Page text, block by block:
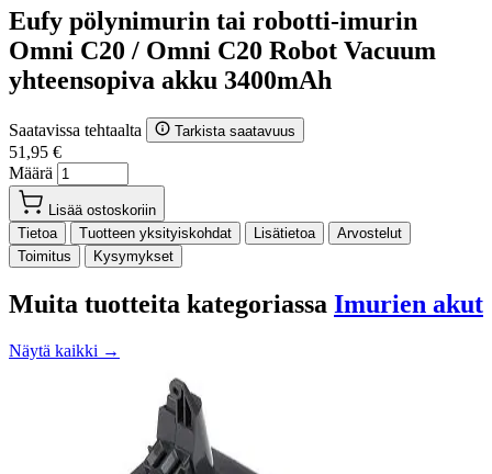
Eufy pölynimurin tai robotti-imurin
Omni C20 / Omni C20 Robot Vacuum
yhteensopiva akku 3400mAh
Saatavissa tehtaalta Tarkista saatavuus
51,95 €
Määrä
Lisää ostoskoriin
Tietoa
Tuotteen yksityiskohdat Lisätietoa
Arvostelut
Toimitus
Kysymykset
Muita tuotteita kategoriassa Imurien akut
Näytä kaikki →